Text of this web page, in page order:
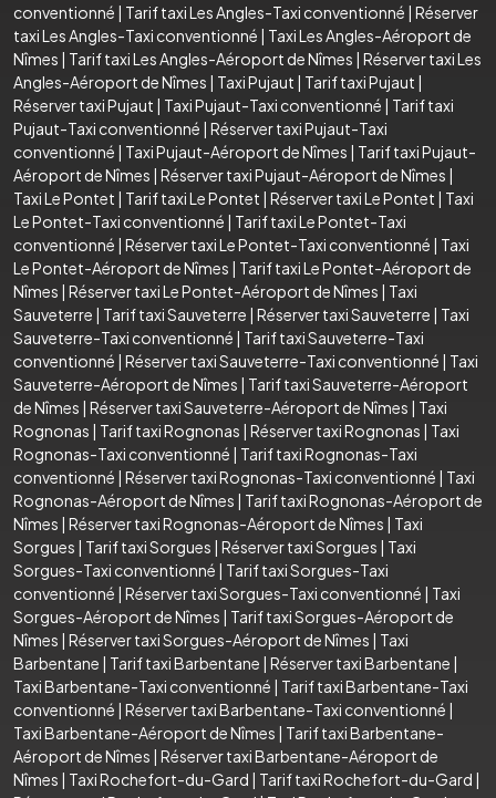
conventionné | Tarif taxi Les Angles-Taxi conventionné | Réserver
taxi Les Angles-Taxi conventionné | Taxi Les Angles-Aéroport de
Nîmes | Tarif taxi Les Angles-Aéroport de Nîmes | Réserver taxi Les
Angles-Aéroport de Nîmes | Taxi Pujaut | Tarif taxi Pujaut |
Réserver taxi Pujaut | Taxi Pujaut-Taxi conventionné | Tarif taxi
Pujaut-Taxi conventionné | Réserver taxi Pujaut-Taxi
conventionné | Taxi Pujaut-Aéroport de Nîmes | Tarif taxi Pujaut-
Aéroport de Nîmes | Réserver taxi Pujaut-Aéroport de Nîmes |
Taxi Le Pontet | Tarif taxi Le Pontet | Réserver taxi Le Pontet | Taxi
Le Pontet-Taxi conventionné | Tarif taxi Le Pontet-Taxi
conventionné | Réserver taxi Le Pontet-Taxi conventionné | Taxi
Le Pontet-Aéroport de Nîmes | Tarif taxi Le Pontet-Aéroport de
Nîmes | Réserver taxi Le Pontet-Aéroport de Nîmes | Taxi
Sauveterre | Tarif taxi Sauveterre | Réserver taxi Sauveterre | Taxi
Sauveterre-Taxi conventionné | Tarif taxi Sauveterre-Taxi
conventionné | Réserver taxi Sauveterre-Taxi conventionné | Taxi
Sauveterre-Aéroport de Nîmes | Tarif taxi Sauveterre-Aéroport
de Nîmes | Réserver taxi Sauveterre-Aéroport de Nîmes | Taxi
Rognonas | Tarif taxi Rognonas | Réserver taxi Rognonas | Taxi
Rognonas-Taxi conventionné | Tarif taxi Rognonas-Taxi
conventionné | Réserver taxi Rognonas-Taxi conventionné | Taxi
Rognonas-Aéroport de Nîmes | Tarif taxi Rognonas-Aéroport de
Nîmes | Réserver taxi Rognonas-Aéroport de Nîmes | Taxi
Sorgues | Tarif taxi Sorgues | Réserver taxi Sorgues | Taxi
Sorgues-Taxi conventionné | Tarif taxi Sorgues-Taxi
conventionné | Réserver taxi Sorgues-Taxi conventionné | Taxi
Sorgues-Aéroport de Nîmes | Tarif taxi Sorgues-Aéroport de
Nîmes | Réserver taxi Sorgues-Aéroport de Nîmes | Taxi
Barbentane | Tarif taxi Barbentane | Réserver taxi Barbentane |
Taxi Barbentane-Taxi conventionné | Tarif taxi Barbentane-Taxi
conventionné | Réserver taxi Barbentane-Taxi conventionné |
Taxi Barbentane-Aéroport de Nîmes | Tarif taxi Barbentane-
Aéroport de Nîmes | Réserver taxi Barbentane-Aéroport de
Nîmes | Taxi Rochefort-du-Gard | Tarif taxi Rochefort-du-Gard |